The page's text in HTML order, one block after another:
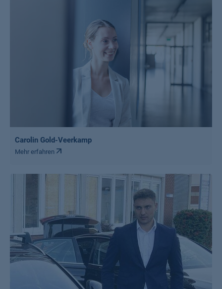
Carolin Gold-Veerkamp
Mehr erfahren